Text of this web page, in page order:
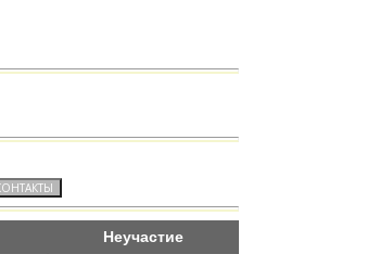
Неучастие